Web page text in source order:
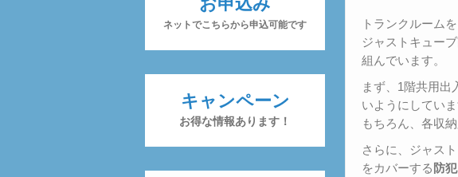
ネットでこちらから申込可能です
キャンペーン
お得な情報あります！
トランクルーム
ジャストキュー
組んでいます。
まず、1階共用出
いようにしていま
もちろん、各収
さらに、ジャス
をカバーする 防